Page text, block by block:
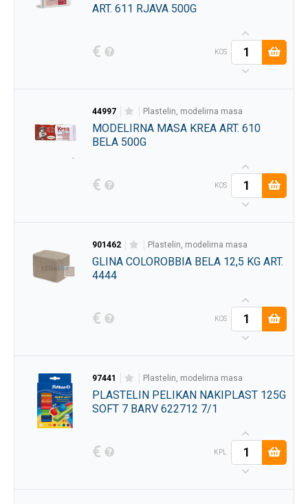
ART. 611 RJAVA 500G
€ KOS
44997 plastelin, modelirna masa
MODELIRNA MASA KREA ART. 610
BELA 500G
€ KOS
901462 plastelin, modelirna masa
GLINA COLOROBBIA BELA 12,5 KG ART.
4444
€ KOS
97441 plastelin, modelirna masa
PLASTELIN PELIKAN NAKIPLAST 125G
SOFT 7 BARV 622712 7/1
€ KPL